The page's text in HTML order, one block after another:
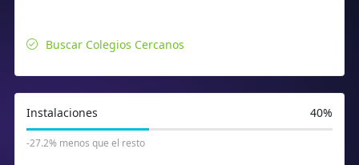
Buscar Colegios Cercanos
Instalaciones 40%
-27.2% menos que el resto